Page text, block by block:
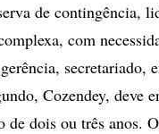
de contingência,
com
secretariado,
Cozendey, deve
de dois ou três anos.